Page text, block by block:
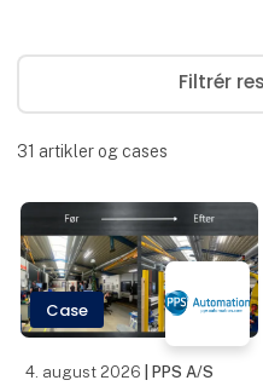
Filtrér
31 artikler og cases
Case
4. august 2026 | PPS A/S